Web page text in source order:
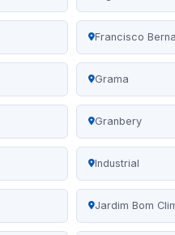
Francisco
Grama
Granbery
Industrial
Jardim Bom